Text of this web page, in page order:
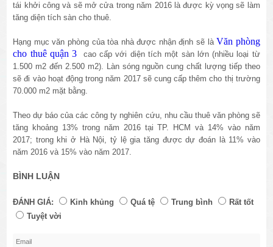
tái khởi công và sẽ mở cửa trong năm 2016 là được kỳ vọng sẽ làm
tăng diện tích sàn cho thuê.
Hạng mục văn phòng của tòa nhà được nhận định sẽ là Văn phòng
cho thuê quận 3 cao cấp với diện tích một sàn lớn (nhiều loại từ
1.500 m2 đến 2.500 m2). Làn sóng nguồn cung chất lượng tiếp theo
sẽ đi vào hoạt động trong năm 2017 sẽ cung cấp thêm cho thị trường
70.000 m2 mặt bằng.
Theo dự báo của các công ty nghiên cứu, nhu cầu thuê văn phòng sẽ
tăng khoảng 13% trong năm 2016 tại TP. HCM và 14% vào năm
2017; trong khi ở Hà Nội, tỷ lệ gia tăng được dự đoán là 11% vào
năm 2016 và 15% vào năm 2017.
BÌNH LUẬN
ĐÁNH GIÁ: Kinh khủng Quá tệ Trung bình
Rất tốt
Tuyệt vời